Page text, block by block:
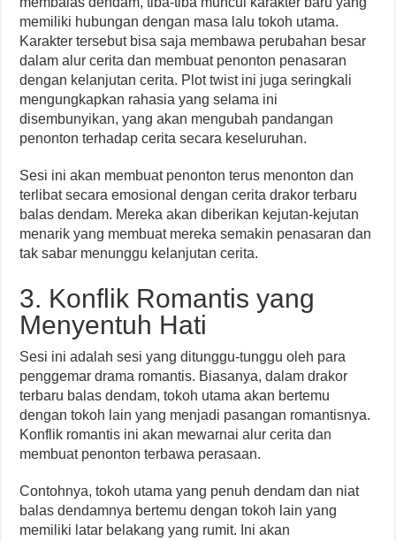
memiliki hubungan dengan masa lalu tokoh utama.
Karakter tersebut bisa saja membawa perubahan besar
dalam alur cerita dan membuat penonton penasaran
dengan kelanjutan cerita. Plot twist ini juga seringkali
mengungkapkan rahasia yang selama ini
disembunyikan, yang akan mengubah pandangan
penonton terhadap cerita secara keseluruhan.
Sesi ini akan membuat penonton terus menonton dan
terlibat secara emosional dengan cerita drakor terbaru
balas dendam. Mereka akan diberikan kejutan-kejutan
menarik yang membuat mereka semakin penasaran dan
tak sabar menunggu kelanjutan cerita.
3. Konflik Romantis yang
Menyentuh Hati
Sesi ini adalah sesi yang ditunggu-tunggu oleh para
penggemar drama romantis. Biasanya, dalam drakor
terbaru balas dendam, tokoh utama akan bertemu
dengan tokoh lain yang menjadi pasangan romantisnya.
Konflik romantis ini akan mewarnai alur cerita dan
membuat penonton terbawa perasaan.
Contohnya, tokoh utama yang penuh dendam dan niat
balas dendamnya bertemu dengan tokoh lain yang
memiliki latar belakang yang rumit. Ini akan